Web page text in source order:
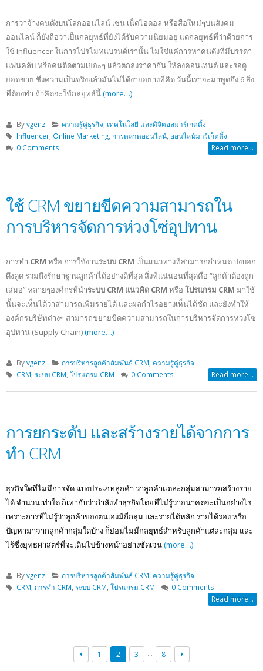
การว่าจ้างคนดังบนโลกออนไลน์ เช่น เน็ตไอดอล หรือสื่อใหม่ๆบนสังคม
ออนไลน์ ก็ยังถือว่าเป็นกลยุทธ์ที่ยังได้รับความนิยมอยู่ แต่กลยุทธ์ที่ว่าด้วยการ
ใช้ Influencer ในการโปรโมทแบรนด์เรานั้น ไม่ใช่แค่การหาคนดังที่มีบรรดา
แฟนคลับ หรือคนติดตามเยอะๆ แล้วตกลงราคากัน ให้ลงคอนเทนต์ และรอดู
ยอดขาย ซึ่งความเป็นจริงแล้วมันไม่ได้ง่ายอย่างที่คิด วันนี้เราจะมาพูดถึง 6 สิ่ง
ที่ต้องทำ ถ้าคิดจะใช้กลยุทธ์นี้(more…)
Byvgenz ความรู้คู่ธุรกิจ, เทคโนโลยี และดิจิตอลมาร์เกตติ้ง
Influencer, Online Marketing, การตลาดออนไลน์, ออนไลน์มาร์เก็ตติ้ง
0 Comments
Read more...
ใช้ CRM ขยายขีดความสามารถใน
การบริหารจัดการห่วงโซ่อุปทาน
การทำ CRM หรือ การใช้งานระบบ CRM เป็นแนวทางที่สามารถกำหนด บ่งบอก
ดึงดูด รวมถึงรักษาฐานลูกค้าได้อย่างดีที่สุด สิ่งที่แน่นอนที่สุดคือ “ลูกค้าต้องถูก
เสมอ” หลายๆองค์กรที่นำระบบ CRM แนวคิด CRM หรือ โปรแกรม CRM มาใช้
นั้นจะเห็นได้ว่าสามารถเพิ่มรายได้ และผลกำไรอย่างเห็นได้ชัด และยังทำให้
องค์กรบริษัทต่างๆ สามารถขยายขีดความสามารถในการบริหารจัดการห่วงโซ่
อุปทาน (Supply Chain)(more…)
Byvgenz การบริหารลูกค้าสัมพันธ์ CRM, ความรู้คู่ธุรกิจ
CRM, ระบบ CRM, โปรแกรม CRM 0 Comments Read more...
การยกระดับ และสร้างรายได้จากการ
ทำ CRM
ธุรกิจใดที่ไม่มีการจัด แบ่งประเภทลูกค้า ว่าลูกค้าแต่ละกลุ่มสามารถสร้างราย
ได้ จำนวนเท่าใด ก็เท่ากับว่ากำลังทำธุรกิจโดยที่ไม่รู้ว่าอนาคตจะเป็นอย่างไร
เพราะการที่ไม่รู้ว่าลูกค้าของตนเองมีกี่กลุ่ม และรายได้หลัก รายได้รอง หรือ
ปัญหามาจากลูกค้ากลุ่มใดบ้าง ก็ย่อมไม่มีกลยุทธ์สำหรับลูกค้าแต่ละกลุ่ม และ
ไร้ซึ่งยุทธศาสตร์ที่จะเดินไปข้างหน้าอย่างชัดเจน(more…)
Byvgenz การบริหารลูกค้าสัมพันธ์ CRM, ความรู้คู่ธุรกิจ
CRM, การทำ CRM, ระบบ CRM, โปรแกรม CRM 0 Comments
Read more...
1 2 3 … 8